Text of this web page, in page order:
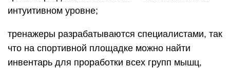
интуитивном уровне;
тренажеры разрабатываются специалистами, так
что на спортивной площадке можно найти
инвентарь для проработки всех групп мышц,